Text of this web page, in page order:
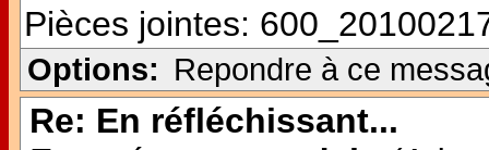
Pièces jointes:
Options: Repondre à ce
Re: En réfléchissant...